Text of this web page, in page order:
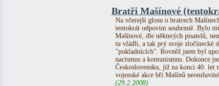
Bratři Mašínové
Na včerejší glosu o bratrech
tentokrát odpovím souhrnně. Bylo
Mašínové, dle některých pisatelů,
tu vládli, a tak prý svoje zločinecké
"pokladnících". Rovněž jsem byl
nacismus a komunismus. Dokonce
Československu, již na konci 40. let
vojenské akce bří Mašínů
(29.2.2008)